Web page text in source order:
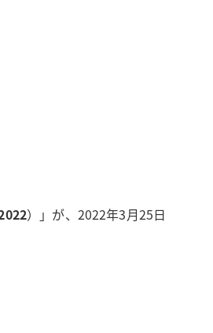
）」が、2022年3月25日